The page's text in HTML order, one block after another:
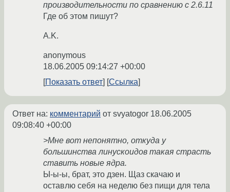
производительности по сравнению с 2.6.11
Где об этом пишут?
A.K.
anonymous
18.06.2005 09:14:27 +00:00
Показать ответ
Ссылка
Ответ на: комментарий от svyatogor 18.06.2005
09:08:40 +00:00
>Мне вот непонятно, откуда у
большинства линускоидов такая страсть
ставить новые ядра.
Ы-ы-ы, брат, это дзен. Щаз скачаю и
оставлю себя на неделю без пищи для тела